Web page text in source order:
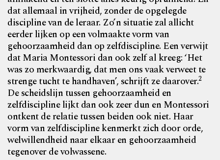
dat allemaal in vrijheid, zonder de opgelegde
discipline van de leraar. Zo’n situatie zal allicht
eerder lijken op een volmaakte vorm van
gehoorzaamheid dan op zelfdiscipline. Een verwijt
dat Maria Montessori dan ook zelf al kreeg: ‘Het
was zo merkwaardig, dat men ons vaak verweet te
strenge tucht te handhaven’, schrijft ze daarover.2
De scheidslijn tussen gehoorzaamheid en
zelfdiscipline lijkt dan ook zeer dun en Montessori
ontkent de relatie tussen beiden ook niet. Haar
vorm van zelfdiscipline kenmerkt zich door orde,
welwillendheid naar elkaar en gehoorzaamheid
tegenover de volwassene.